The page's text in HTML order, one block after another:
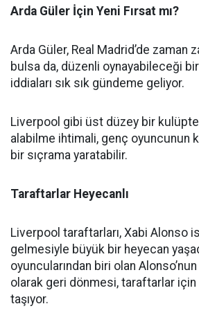
Arda Güler İçin Yeni Fırsat mı?
Arda Güler, Real Madrid’de zaman
bulsa da, düzenli oynayabileceği bir
iddiaları sık sık gündeme geliyor.
Liverpool gibi üst düzey bir
alabilme ihtimali, genç oyuncunun
bir sıçrama yaratabilir.
Taraftarlar Heyecanlı
Liverpool taraftarları, Xabi Alonso
gelmesiyle büyük bir heyecan
oyuncularından biri olan
olarak geri dönmesi, taraftarlar için
taşıyor.